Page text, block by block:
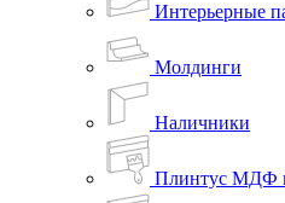
Интерьерные
Молдинги
Наличники
Плинтус МДФ